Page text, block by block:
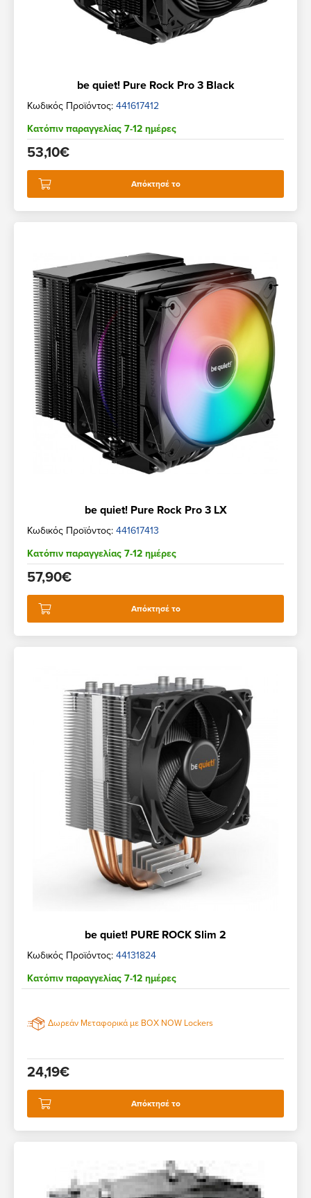
be quiet! Pure Rock Pro 3 Black
Κωδικός Προϊόντος: 441617412
Κατόπιν παραγγελίας 7-12 ημέρες
53,10€
Απόκτησέ το
be quiet! Pure Rock Pro 3 LX
Κωδικός Προϊόντος: 441617413
Κατόπιν παραγγελίας 7-12 ημέρες
57,90€
Απόκτησέ το
be quiet! PURE ROCK Slim 2
Κωδικός Προϊόντος: 44131824
Κατόπιν παραγγελίας 7-12 ημέρες
Δωρεάν Μεταφορικά με BOX NOW Lockers
24,19€
Απόκτησέ το